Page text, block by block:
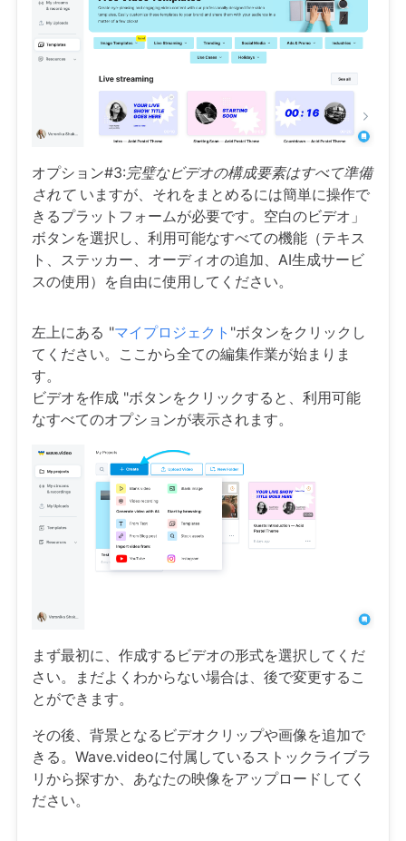
オプション#3:完璧なビデオの構成要素はすべて準備
されて いますが、それをまとめるには簡単に操作で
きるプラットフォームが必要です。空白のビデオ」
ボタンを選択し、利用可能なすべての機能（テキス
ト、ステッカー、オーディオの追加、AI生成サービ
スの使用）を自由に使用してください。
左上にある "マイプロジェクト "ボタンをクリックし
てください。ここから全ての編集作業が始まりま
す。
ビデオを作成 "ボタンをクリックすると、利用可能
なすべてのオプションが表示されます。
まず最初に、作成するビデオの形式を選択してくだ
さい。まだよくわからない場合は、後で変更するこ
とができます。
その後、背景となるビデオクリップや画像を追加で
きる。Wave.videoに付属しているストックライブラ
リから探すか、あなたの映像をアップロードしてく
ださい。